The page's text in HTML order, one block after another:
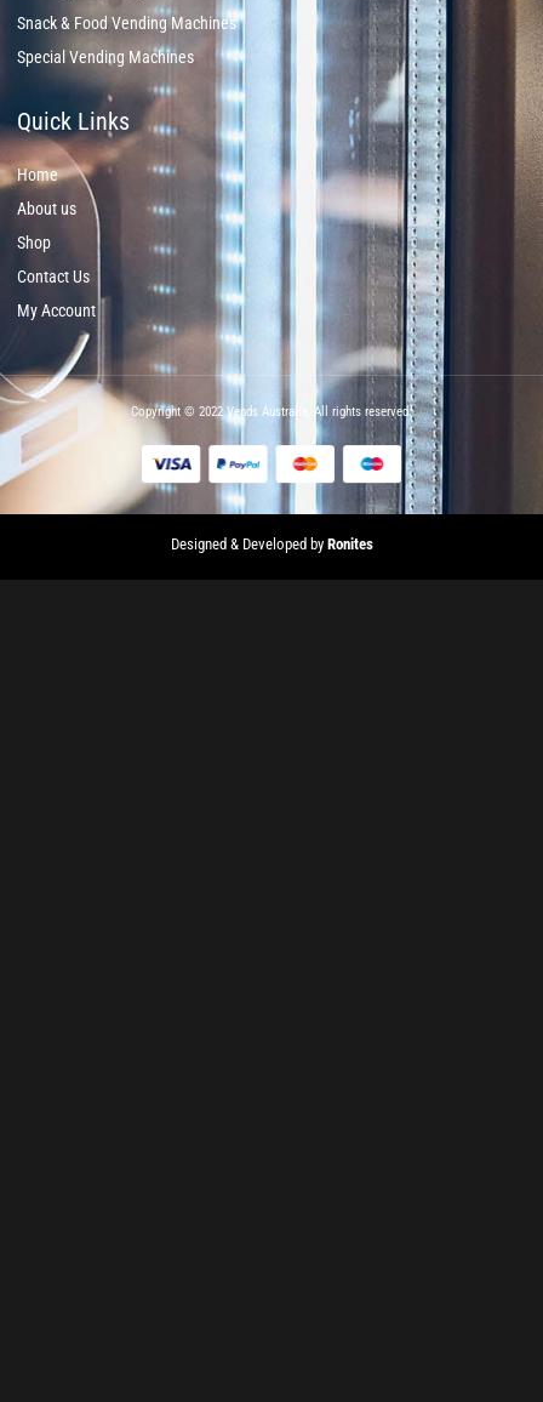
Snack & Food Vending Machines
Special Vending Machines
Quick Links
Home
About us
Shop
Contact Us
My Account
Copyright © 2022 Vends Australia, All rights reserved.
Designed & Developed by Ronites